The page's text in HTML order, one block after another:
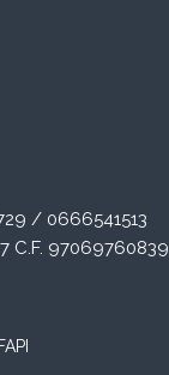
/ 0666541513
C.F. 97069760839